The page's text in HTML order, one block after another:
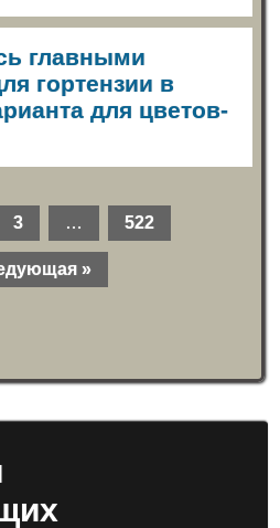
главными
гортензии в
для цветов-
3 … 522
»